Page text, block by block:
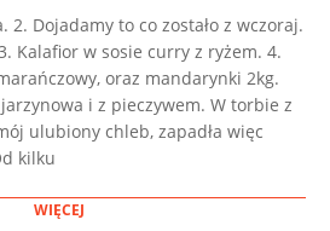
2. Dojadamy to co zostało z wczoraj.
Kalafior w sosie curry z ryżem. 4.
oraz mandarynki 2kg.
i z pieczywem. W torbie z
ulubiony chleb, zapadła więc
kilku
WIĘCEJ